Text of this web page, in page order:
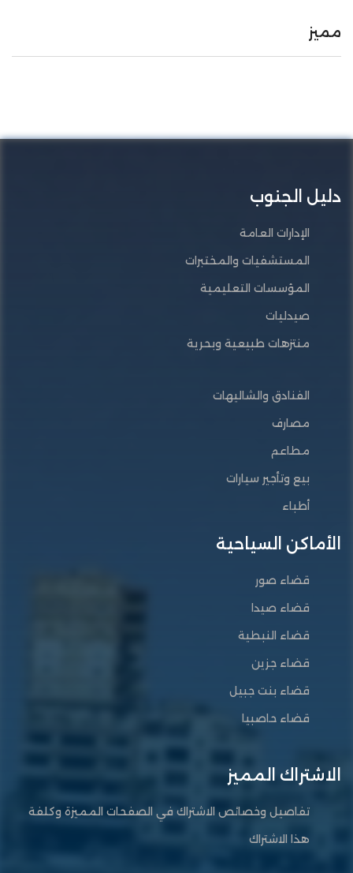
مميز
دليل الجنوب
الإدارات العامة
المستشفيات والمختبرات
المؤسسات التعليمية
صيدليات
منتزهات طبيعية وبحرية
الفنادق والشاليهات
مصارف
مطاعم
بيع وتأجير سيارات
أطباء
الأماكن السياحية
قضاء صور
قضاء صيدا
قضاء النبطية
قضاء جزين
قضاء بنت جبيل
قضاء حاصبيا
الاشتراك المميز
تفاصيل وخصائص الاشتراك في الصفحات المميزة وكلفة
هذا الاشتراك